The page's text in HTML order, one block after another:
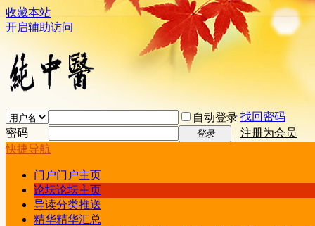
收藏本站
开启辅助访问
自动登录 找回密码
密码
登录
注册为会员
快捷导航
门户门户主页
论坛论坛主页
导读分类推送
精华精华汇总